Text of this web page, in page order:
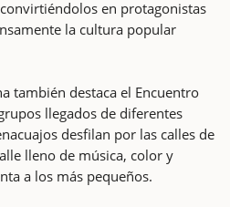
en protagonistas
la cultura popular
también destaca el Encuentro
llegados de diferentes
desfilan por las calles de
lleno de música, color y
a los más pequeños.